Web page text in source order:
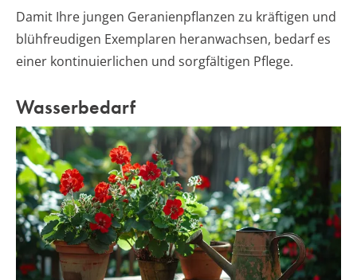
Damit Ihre jungen Geranienpflanzen zu kräftigen und
blühfreudigen Exemplaren heranwachsen, bedarf es
einer kontinuierlichen und sorgfältigen Pflege.
Wasserbedarf